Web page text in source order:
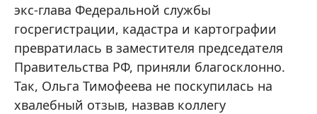
экс-глава Федеральной службы
госрегистрации, кадастра и картографии
превратилась в заместителя председателя
Правительства РФ, приняли благосклонно.
Так, Ольга Тимофеева не поскупилась на
хвалебный отзыв, назвав коллегу